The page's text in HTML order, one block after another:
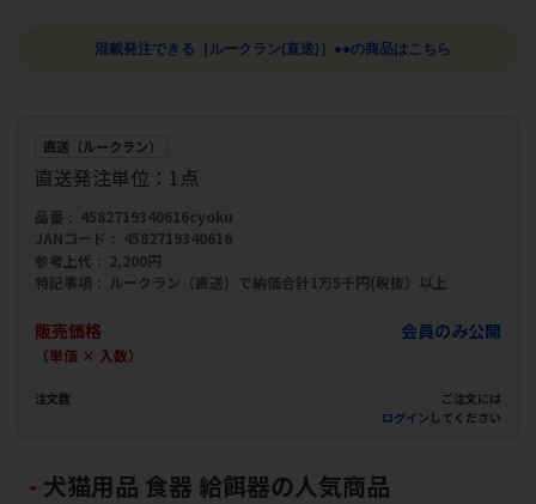
混載発注できる［ルークラン(直送)］●●の商品はこちら
直送（ルークラン）
直送発注単位：1点
品番
4582719340616cyoku
JANコード
4582719340616
参考上代
2,200円
特記事項
ルークラン（直送）で納価合計1万5千円(税抜）以上
販売価格
（単価 × 入数）
会員のみ公開
注文数
ご注文には
ログイン してください
犬猫用品 食器 給餌器の人気商品